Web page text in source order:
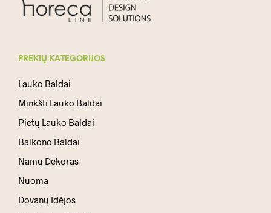
PREKIŲ KATEGORIJOS
Lauko Baldai
Minkšti Lauko Baldai
Pietų Lauko Baldai
Balkono Baldai
Namų Dekoras
Nuoma
Dovanų Idėjos